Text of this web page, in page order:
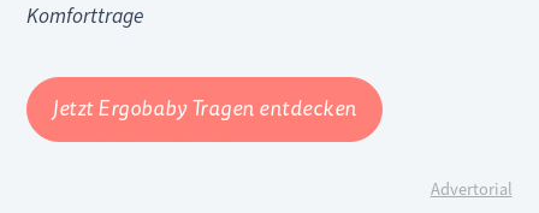
Komforttrage
Jetzt Ergobaby Tragen entdecken
Advertorial